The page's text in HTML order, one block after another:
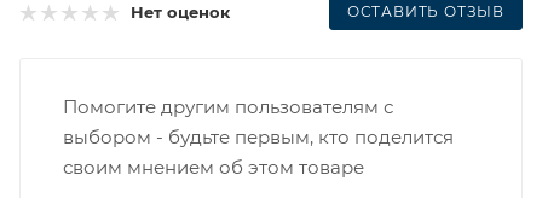
Нет оценок ОСТАВИТЬ ОТЗЫВ
Помогите другим пользователям с
выбором - будьте первым, кто поделится
своим мнением об этом товаре